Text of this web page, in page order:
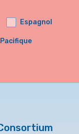
Espagnol